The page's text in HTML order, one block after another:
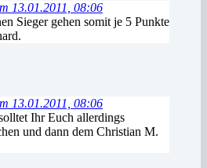
13.01.2011, 08:06
Sieger gehen somit je 5 Punkte
13.01.2011, 08:06
Ihr Euch allerdings
und dann dem Christian M.